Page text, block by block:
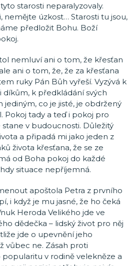
starosti neparalyzovaly.
nemějte úzkost… Starosti tu jsou,
předložit Bohu. Boží
nemluví ani o tom, že křesťan
ani o tom, že, že za křesťana
ruky Pán Bůh vyřeší. Vyzývá k
k předkládání svých
jediným, co je jisté, je obdržený
Pokoj tady a teď i pokoj pro
v budoucnosti. Důležitý
a připadá mi jako jeden z
života křesťana, že se ze
od Boha pokoj do každé
situace nepříjemná.
apoštola Petra z prvního
i když je mu jasné, že ho čeká
Heroda Velikého jde ve
dědečka – lidský život pro něj
jde o upevnění jeho
vůbec ne. Zásah proti
v rodině velekněze a